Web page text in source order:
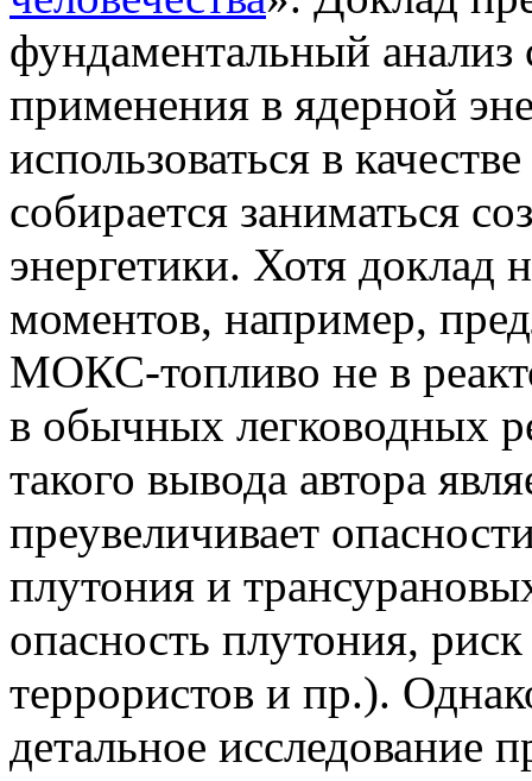
фундаментальный анализ
применения в ядерной
использоваться в
собирается заниматься
энергетики. Хотя
моментов, например,
МОКС-топливо не в
в обычных легководных
такого вывода автора
преувеличивает
плутония и
опасность плутония,
террористов и пр.).
детальное исследование